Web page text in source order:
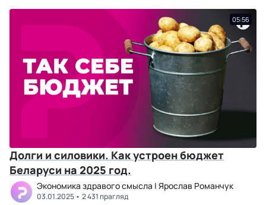
05:56
Долги и силовики. Как устроен бюджет
Беларуси на 2025 год.
Экономика здравого смысла | Ярослав Романчук
03.01.2025 2 431 прагляд